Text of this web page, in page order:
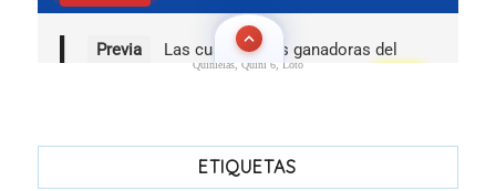
Quinielas, Quini 6, Loto
ETIQUETAS